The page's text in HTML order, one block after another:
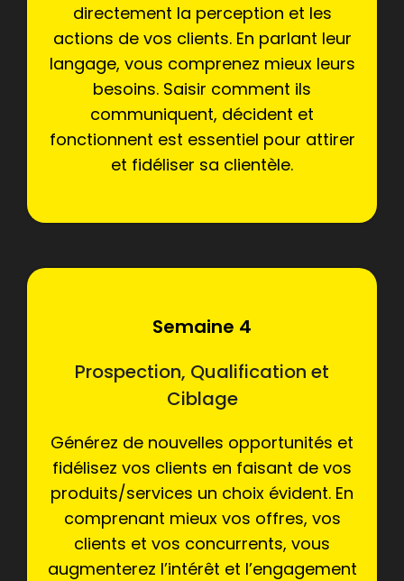
directement la perception et les
actions de vos clients. En parlant leur
langage, vous comprenez mieux leurs
besoins. Saisir comment ils
communiquent, décident et
fonctionnent est essentiel pour attirer
et fidéliser sa clientèle.
Semaine 4
Prospection, Qualification et
Ciblage
Générez de nouvelles opportunités et
fidélisez vos clients en faisant de vos
produits/services un choix évident. En
comprenant mieux vos offres, vos
clients et vos concurrents, vous
augmenterez l’intérêt et l’engagement